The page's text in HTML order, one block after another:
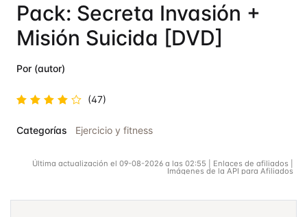
Pack: Secreta Invasión +
Misión Suicida [DVD]
Por (autor)
o en4.2
(47)
Categorías Ejercicio y fitness
Última actualización el 09-08-2026 a las 02:55 | Enlaces de afiliados |
Imágenes de la API para Afiliados